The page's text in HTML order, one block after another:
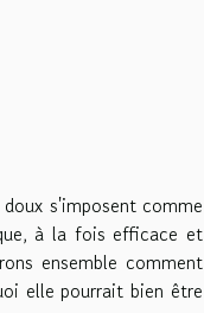
s'imposent comme
à la fois efficace et
ensemble comment
elle pourrait bien être